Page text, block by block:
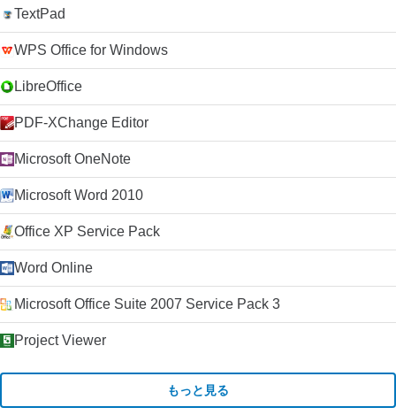
TextPad
WPS Office for Windows
LibreOffice
PDF-XChange Editor
Microsoft OneNote
Microsoft Word 2010
Office XP Service Pack
Word Online
Microsoft Office Suite 2007 Service Pack 3
Project Viewer
もっと見る